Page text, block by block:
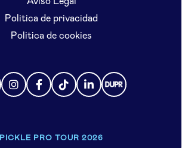
Politica de privacidad
Politica de cookies
PICKLE PRO TOUR 2026